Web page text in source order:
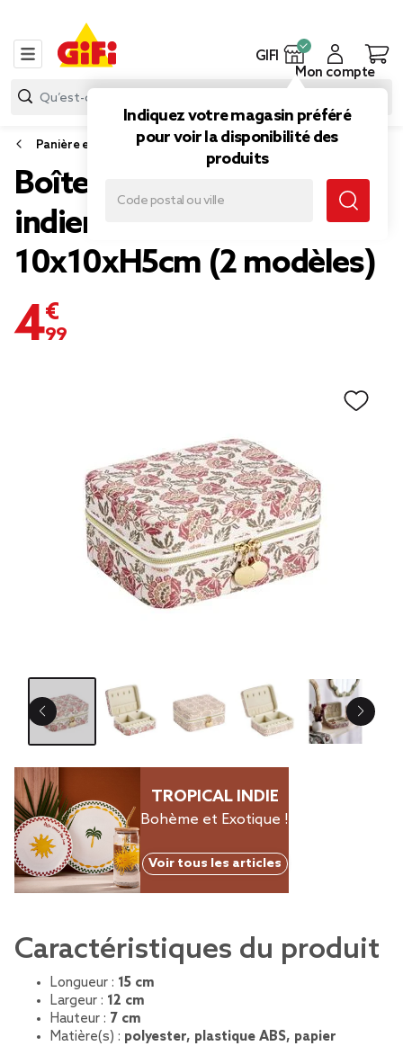
GIFI
Indiquez votre magasin préféré
pour voir la disponibilité des
produits
Mon compte
Panière et boîte déco
Boîte à bijoux motif coloré
indien grand modèle
10x10xH5cm (2 modèles)
4,99 €
TROPICAL INDIE
Bohème et Exotique !
Voir tous les articles
Caractéristiques du produit
Longueur : 15 cm
Largeur : 12 cm
Hauteur : 7 cm
Matière(s) : polyester, plastique ABS, papier